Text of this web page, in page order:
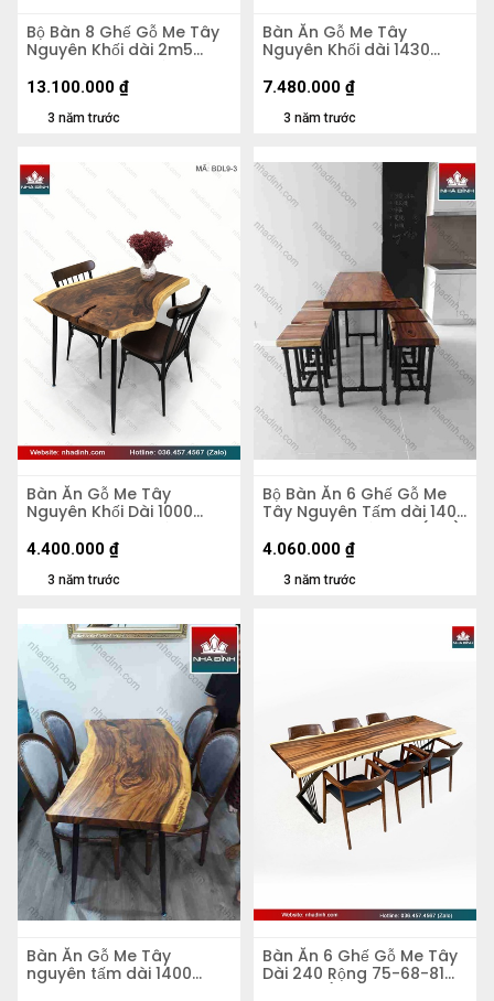
Bộ Bàn 8 Ghế Gỗ Me Tây
Nguyên Khối dài 2m5
(cm)
3 năm trước
13.100.000 ₫
Bàn Ăn Gỗ Me Tây
Nguyên Khối dài 1430
46 (mm)
3 năm trước
7.480.000 ₫
Bàn Ăn Gỗ Me Tây
Nguyên Khối Dài 1000
cao 750 (mm)
3 năm trước
4.400.000 ₫
Bộ Bàn Ăn 6 Ghế Gỗ Me
Tây Nguyên Tấm dài 140
rộng 53-66 dày 4,5 (cm)
3 năm trước
4.060.000 ₫
Bàn Ăn Gỗ Me Tây
nguyên tấm dài 1400
rộng 900-710-610 dày 53
Bàn Ăn 6 Ghế Gỗ Me Tây
Dài 240 Rộng 75-68-81
Cao 75 (cm)